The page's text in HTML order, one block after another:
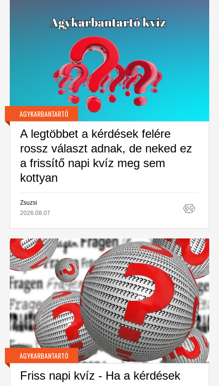
AGYKARBANTARTÓ
A legtöbbet a kérdések felére
rossz választ adnak, de neked ez
a frissítő napi kvíz meg sem
kottyan
Zsuzsi
2026.08.07
AGYKARBANTARTÓ
Friss napi kvíz - Ha a kérdések